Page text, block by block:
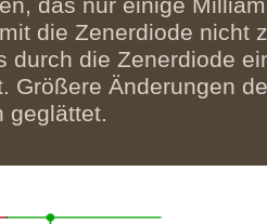
das nur einige
die Zenerdiode nicht
durch die Zenerdiode
Größere Änderungen
geglättet.